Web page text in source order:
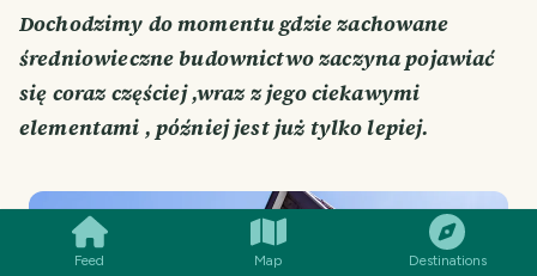
Feed Map Destinations
Dochodzimy do momentu gdzie zachowane
średniowieczne budownictwo zaczyna pojawiać
się coraz częściej ,wraz z jego ciekawymi
elementami , później jest już tylko lepiej.